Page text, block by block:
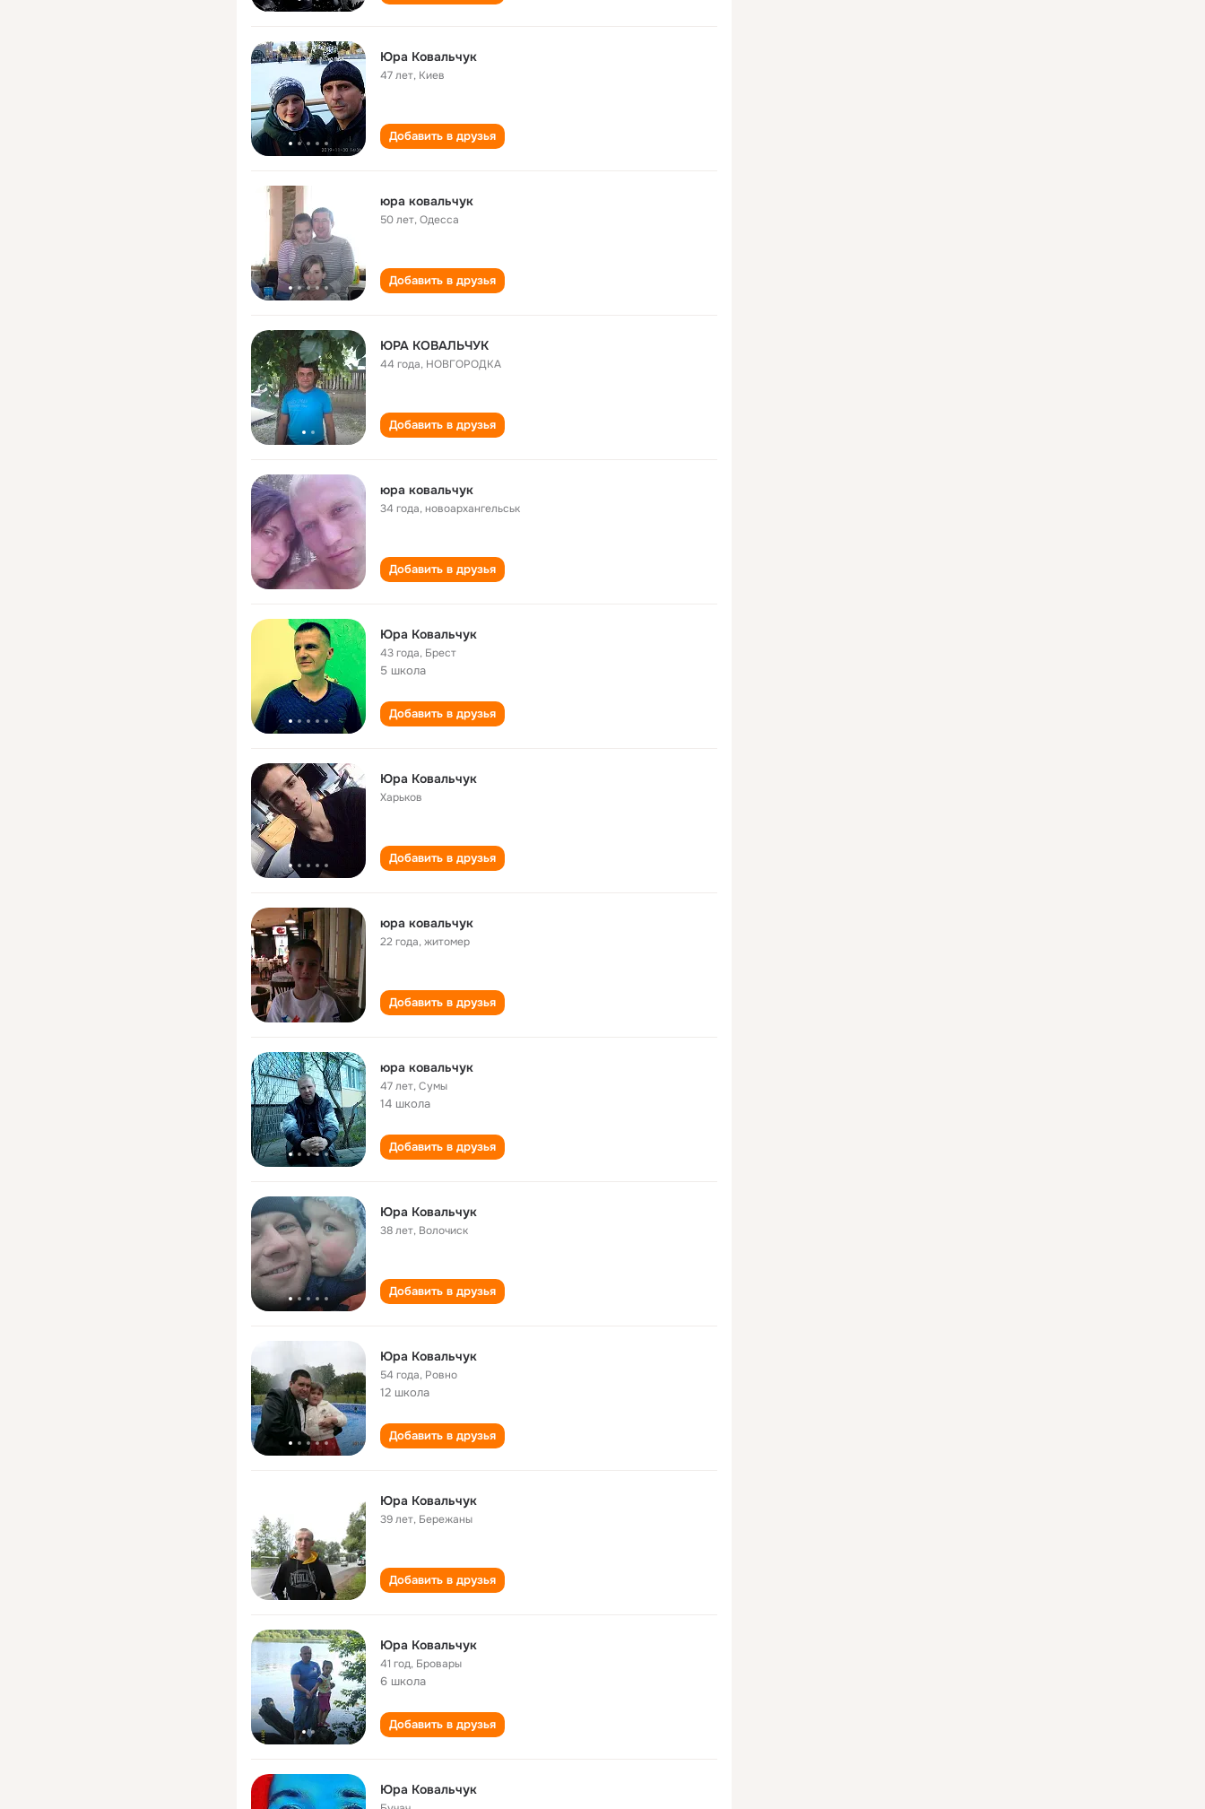
Юра Ковальчук
47 лет, Киев
Добавить в друзья
юра ковальчук
50 лет,Одесса
Добавить в друзья
ЮРА КОВАЛЬЧУК
44 года, НОВГОРОДКА
Добавить в друзья
юра ковальчук
34 года,новоархангельськ
Добавить в друзья
Юра Ковальчук
43 года, Брест
5 школа
Добавить в друзья
Юра Ковальчук
Харьков
Добавить в друзья
юра ковальчук
22 года,житомер
Добавить в друзья
юра ковальчук
47 лет,Сумы
14 школа
Добавить в друзья
Юра Ковальчук
38 лет, Волочиск
Добавить в друзья
Юра Ковальчук
54 года, Ровно
12 школа
Добавить в друзья
Юра Ковальчук
39 лет, Бережаны
Добавить в друзья
Юра Ковальчук
41 год, Бровары
6 школа
Добавить в друзья
Юра Ковальчук